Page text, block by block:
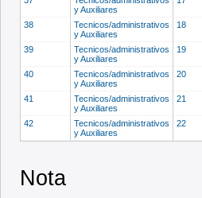
y Auxiliares
38
Tecnicos/administrativos
y Auxiliares
18
39
Tecnicos/administrativos
y Auxiliares
19
40
Tecnicos/administrativos
y Auxiliares
20
41
Tecnicos/administrativos
y Auxiliares
21
42
Tecnicos/administrativos
y Auxiliares
22
Nota